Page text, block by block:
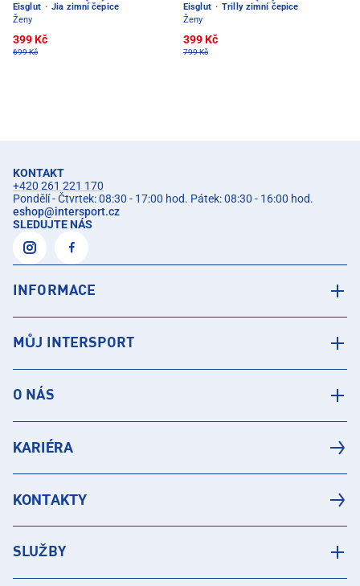
Eisglut · Jia zimní čepice
Ženy
399 Kč
699 Kč
Eisglut · Trilly zimní čepice
Ženy
399 Kč
799 Kč
KONTAKT
+420 261 221 170
Pondělí - Čtvrtek: 08:30 - 17:00 hod. Pátek: 08:30 - 16:00 hod.
eshop@intersport.cz
SLEDUJTE NÁS
INFORMACE
MŮJ INTERSPORT
O NÁS
KARIÉRA
KONTAKTY
SLUŽBY